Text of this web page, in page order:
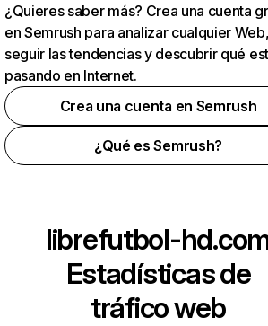
¿Quieres saber más? Crea una cuenta
en Semrush para analizar cualquier
seguir las tendencias y descubrir qué
pasando en Internet.
Crea una cuenta en Semrush
¿Qué es Semrush?
librefutbol-
Estadísticas de
tráfico web